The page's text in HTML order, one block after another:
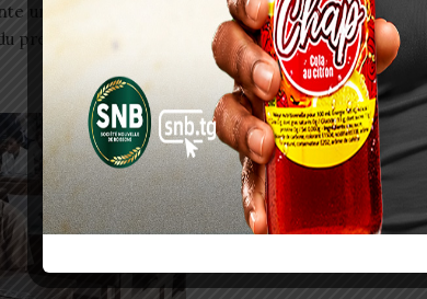
une étape majeure dans le parcours scolaire des
premier cycle de l’enseignementsecondaireet
Dans les familles
établissements scolaires,
marquée par l’émotion,
l’inquiétude. Après
préparation et